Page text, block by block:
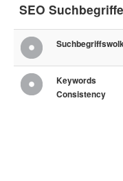
SEO Suchbegriffe
Keywords
Consistency